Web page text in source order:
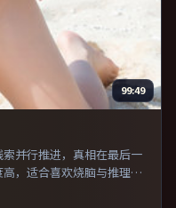
99:49
并行推进，真相在最后一
，适合喜欢烧脑与推理的
，口碑潜力不俗。